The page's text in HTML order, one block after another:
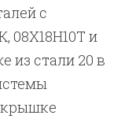
с
08Х18Н10Т и
из стали 20 в
крышке